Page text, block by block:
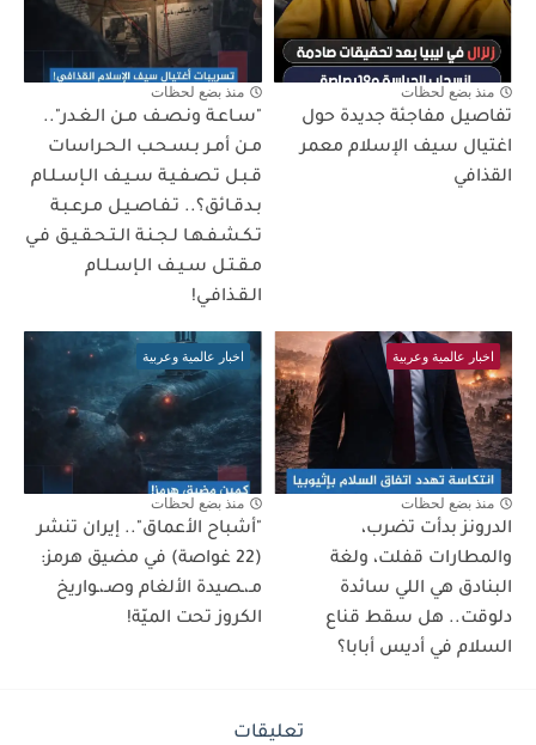
منذ بضع لحظات
تفاصيل مفاجئة جديدة حول
اغتيال سيف الإسلام معمر
القذافي
منذ بضع لحظات
"سـاعـة ونـصـف مـن الـغـدر"..
مـن أمـر بـسـحـب الـحـراسات
قـبـل تـصـفـيـة سـيـف الـإسـلـام
بـدقـائق؟.. تـفـاصـيـل مـرعـبـة
تـكـشـفـهـا لـجـنـة الـتـحـقـيـق فـي
مـقـتـل سـيـف الـإسـلـام
الـقـذافـي!
اخبار عالمية وعربية
منذ بضع لحظات
الدرونز بدأت تضرب،
والمطارات قفلت، ولغة
البنادق هي اللي سائدة
دلوقت.. هل سقط قناع
السلام في أديس أبابا؟
اخبار عالمية وعربية
منذ بضع لحظات
"أشباح الأعماق".. إيران تنشر
(22 غواصة) في مضيق هرمز:
مـ،ـصيدة الألغام وصـ،ـواريخ
الكروز تحت الميّة!
تعليقات